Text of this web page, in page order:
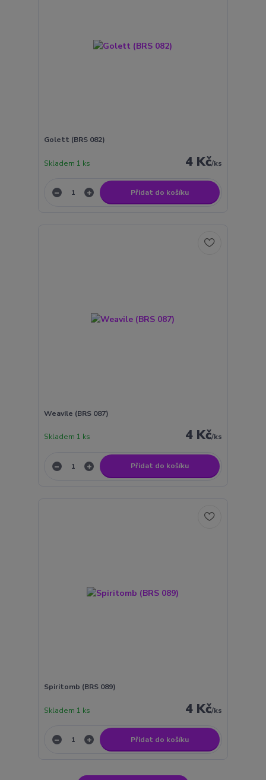
Golett (BRS 082)
4 Kč/ks
Skladem 1 ks
Přidat do košíku
Weavile (BRS 087)
4 Kč/ks
Skladem 1 ks
Přidat do košíku
Spiritomb (BRS 089)
4 Kč/ks
Skladem 1 ks
Přidat do košíku